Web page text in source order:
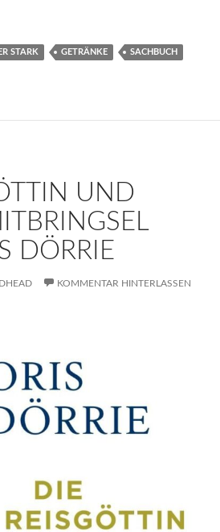
Atlas der Nationalgetränke und
STARK GETRÄNKE SACHBUCH
UND
DÖRRIE
KOMMENTAR HINTERLASSEN